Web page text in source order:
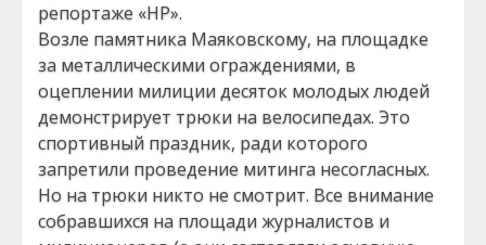
репортаже «НР».
Возле памятника Маяковскому, на площадке
за металлическими ограждениями, в
оцеплении милиции десяток молодых людей
демонстрирует трюки на велосипедах. Это
спортивный праздник, ради которого
запретили проведение митинга несогласных.
Но на трюки никто не смотрит. Все внимание
собравшихся на площади журналистов и